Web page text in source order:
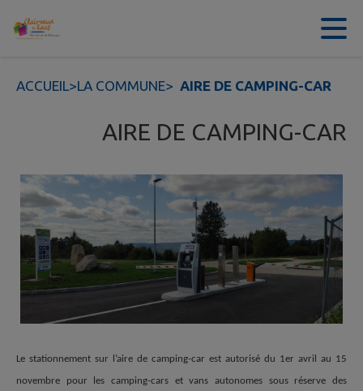
Contenu
ACCUEIL>LA COMMUNE> AIRE DE CAMPING-CAR
AIRE DE CAMPING-CAR
Le stationnement sur l’aire de camping-car est autorisé du 1er avril au 15
novembre pour les camping-cars et vans autonomes sous réserve des